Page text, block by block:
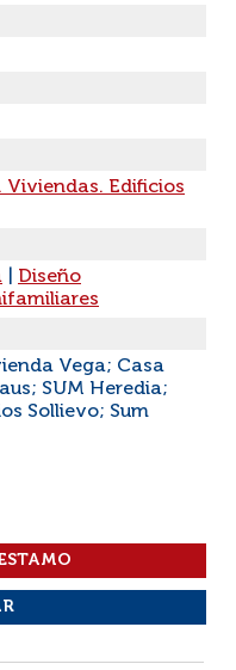
Edificios
Diseño
Vega; Casa
SUM Heredia;
Sollievo; Sum